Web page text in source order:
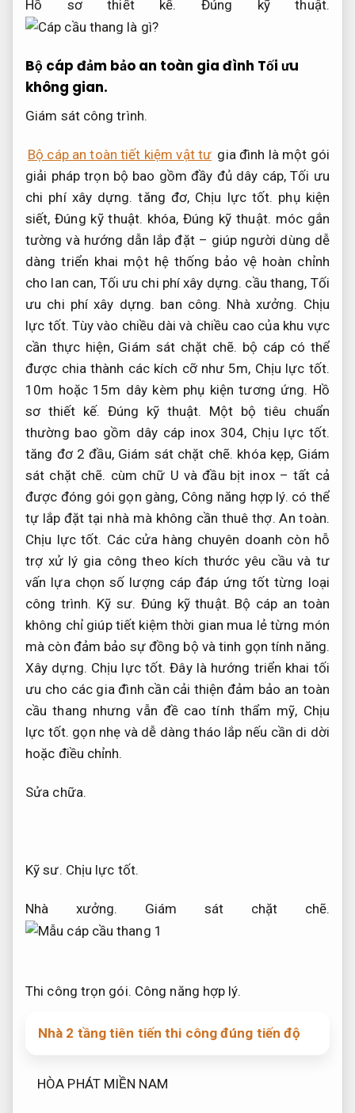
Hồ sơ thiết kế. Đúng kỹ thuật.
Bộ cáp đảm bảo an toàn gia đình Tối ưu
không gian.
Giám sát công trình.
Bộ cáp an toàn tiết kiệm vật tư gia đình là một gói
giải pháp trọn bộ bao gồm đầy đủ dây cáp,Tối ưu
chi phí xây dựng. tăng đơ, Chịu lực tốt. phụ kiện
siết,Đúng kỹ thuật. khóa,Đúng kỹ thuật. móc gắn
tường và hướng dẫn lắp đặt – giúp người dùng dễ
dàng triển khai một hệ thống bảo vệ hoàn chỉnh
cho lan can, Tối ưu chi phí xây dựng. cầu thang, Tối
ưu chi phí xây dựng. ban công. Nhà xưởng. Chịu
lực tốt. Tùy vào chiều dài và chiều cao của khu vực
cần thực hiện, Giám sát chặt chẽ. bộ cáp có thể
được chia thành các kích cỡ như 5m, Chịu lực tốt.
10m hoặc 15m dây kèm phụ kiện tương ứng. Hồ
sơ thiết kế. Đúng kỹ thuật.
Một bộ tiêu chuẩn
thường bao gồm dây cáp inox 304, Chịu lực tốt.
tăng đơ 2 đầu, Giám sát chặt chẽ. khóa kẹp, Giám
sát chặt chẽ. cùm chữ U và đầu bịt inox – tất cả
được đóng gói gọn gàng, Công năng hợp lý. có thể
tự lắp đặt tại nhà mà không cần thuê thợ.An toàn.
Chịu lực tốt. Các cửa hàng chuyên doanh còn hỗ
trợ xử lý gia công theo kích thước yêu cầu và tư
vấn lựa chọn số lượng cáp đáp ứng tốt từng loại
công trình. Kỹ sư. Đúng kỹ thuật. Bộ cáp an toàn
không chỉ giúp tiết kiệm thời gian mua lẻ từng món
mà còn đảm bảo sự đồng bộ và tinh gọn tính năng.
Xây dựng. Chịu lực tốt. Đây là hướng triển khai tối
ưu cho các gia đình cần cải thiện đảm bảo an toàn
cầu thang nhưng vẫn đề cao tính thẩm mỹ, Chịu
lực tốt. gọn nhẹ và dễ dàng tháo lắp nếu cần di dời
hoặc điều chỉnh.
Sửa chữa.
Kỹ sư. Chịu lực tốt.
Nhà xưởng. Giám sát chặt chẽ.
Thi công trọn gói. Công năng hợp lý.
Nhà 2 tầng tiên tiến thi công đúng tiến độ
HÒA PHÁT MIỀN NAM